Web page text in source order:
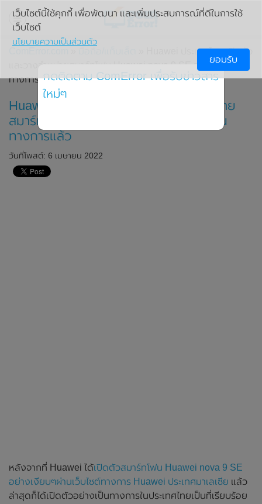
» Huawei ประเทศไทย เปิดตัว
และวางจำหน่ายสมาร์ทโฟน Huawei nova 9 SE อย่างเป็น
ทางการแล้ว
Huawei ประเทศไทย เปิดตัวและวางจำหน่าย
สมาร์ทโฟน Huawei nova 9 SE อย่างเป็น
ทางการแล้ว
วันที่โพสต์: 6 เมษายน 2022
หลังจากที่ Huawei ได้เปิดตัวสมาร์ทโฟน Huawei nova 9 SE
อย่างเงียบๆผ่านเว็บไซต์ทางการ Huawei ประเทศมาเลเซีย แล้ว
ล่าสุดก็ได้เปิดตัวอย่างเป็นทางการในประเทศไทยเป็นที่เรียบร้อย
เว็บไซต์นี้ใช้คุกกี้ เพื่อพัฒนา และเพิ่มประสบการณ์ที่ดีในการใช้
เว็บไซต์
นโยบายความเป็นส่วนตัว
ยอมรับ
กดติดตาม ComError เพื่อรับข่าวสาร
ใหม่ๆ